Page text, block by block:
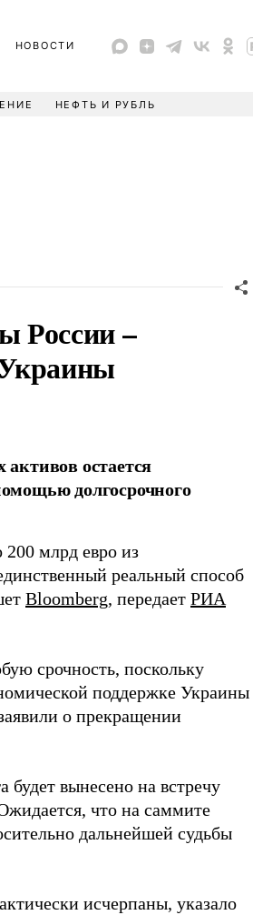
НОВОСТИ
НЕФТЬ И РУБЛЬ
России –
остается
долгосрочного
200 млрд евро из
реальный способ
Bloomberg, передает РИА
срочность, поскольку
поддержке Украины
о прекращении
вынесено на встречу
что на саммите
дальнейшей судьбы
исчерпаны, указало